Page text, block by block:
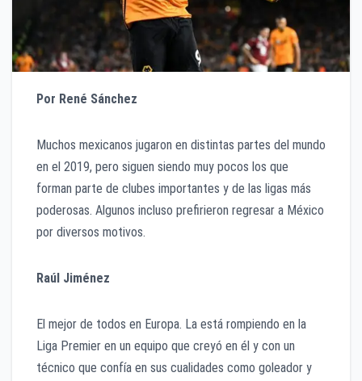
Por René Sánchez
Muchos mexicanos jugaron en distintas partes del mundo
en el 2019, pero siguen siendo muy pocos los que
forman parte de clubes importantes y de las ligas más
poderosas. Algunos incluso prefirieron regresar a México
por diversos motivos.
Raúl Jiménez
El mejor de todos en Europa. La está rompiendo en la
Liga Premier en un equipo que creyó en él y con un
técnico que confía en sus cualidades como goleador y